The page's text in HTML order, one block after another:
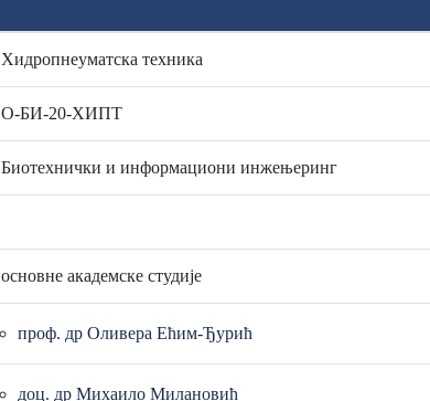
Хидропнеуматска техника
О-БИ-20-ХИПТ
Биотехнички и информациони инжењеринг
основне академске студије
проф. др Оливера Ећим-Ђурић
доц. др Михаило Милановић